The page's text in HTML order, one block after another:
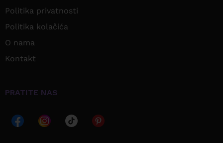
Politika privatnosti
Politika kolačića
O nama
Kontakt
PRATITE NAS